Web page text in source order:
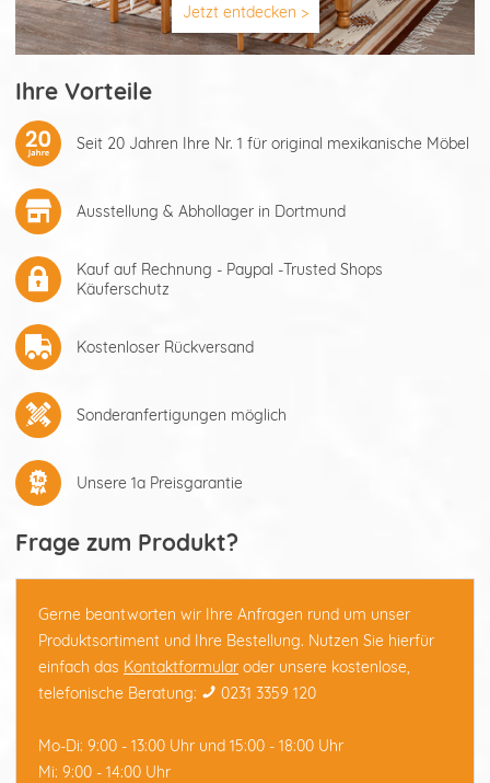
Jetzt entdecken >
Ihre Vorteile
Seit 20 Jahren Ihre Nr. 1 für original mexikanische Möbel
Ausstellung & Abhollager in Dortmund
Kauf auf Rechnung - Paypal -Trusted Shops
Käuferschutz
Kostenloser Rückversand
Sonderanfertigungen möglich
Unsere 1a Preisgarantie
Frage zum Produkt?
Gerne beantworten wir Ihre Anfragen rund um unser
Produktsortiment und Ihre Bestellung. Nutzen Sie hierfür
einfach das Kontaktformular oder unsere kostenlose,
telefonische Beratung:
0231 3359 120
Mo-Di: 9:00 - 13:00 Uhr und 15:00 - 18:00 Uhr
Mi: 9:00 - 14:00 Uhr